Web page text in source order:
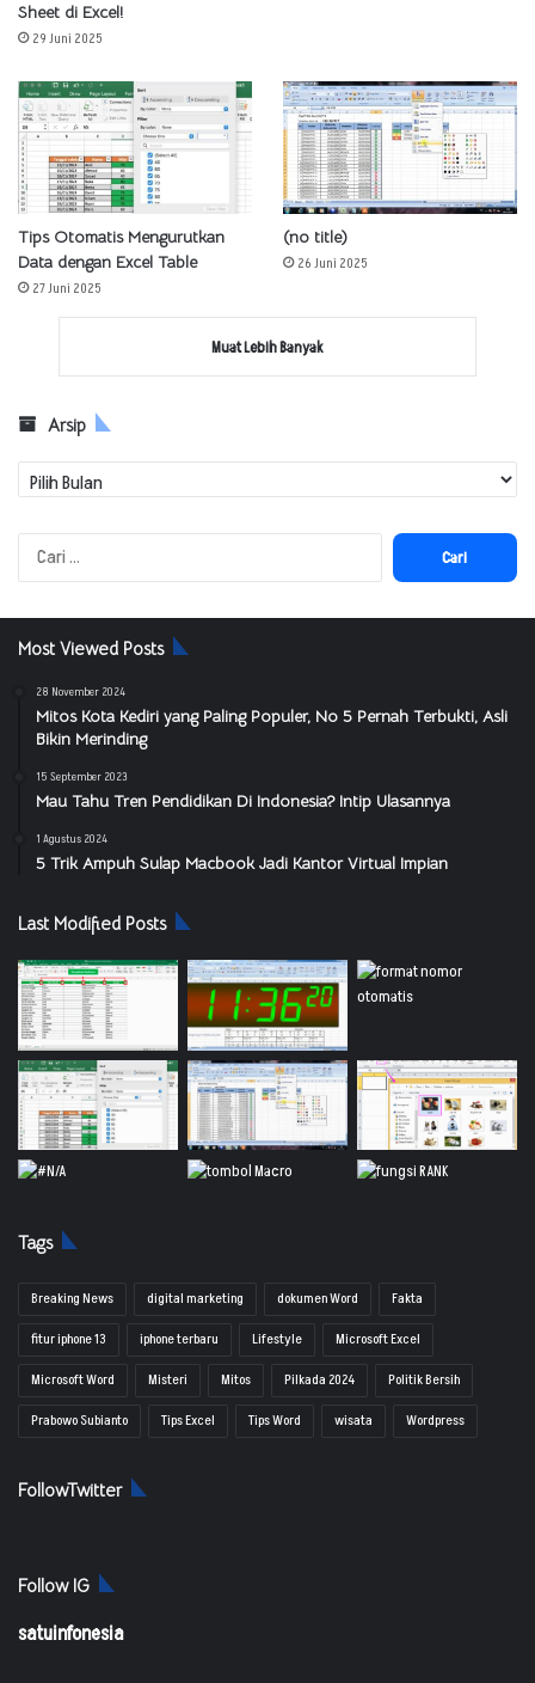
Sheet di Excel!
29 Juni 2025
Tips Otomatis Mengurutkan
Data dengan Excel Table
27 Juni 2025
(no title)
26 Juni 2025
Muat Lebih Banyak
Arsip
Cari
untuk:
Most Viewed Posts
28 November 2024
Mitos Kota Kediri yang Paling Populer, No 5 Pernah Terbukti, Asli
Bikin Merinding
15 September 2023
Mau Tahu Tren Pendidikan Di Indonesia? Intip Ulasannya
1 Agustus 2024
5 Trik Ampuh Sulap Macbook Jadi Kantor Virtual Impian
Last Modified Posts
Tags
Breaking News digital marketing dokumen Word
Fakta
fitur iphone 13
iphone terbaru Lifestyle
Microsoft Excel
Microsoft Word
Misteri Mitos Pilkada 2024
Politik Bersih
Prabowo Subianto
Tips Excel Tips Word wisata Wordpress
FollowTwitter
Follow IG
satuinfonesia